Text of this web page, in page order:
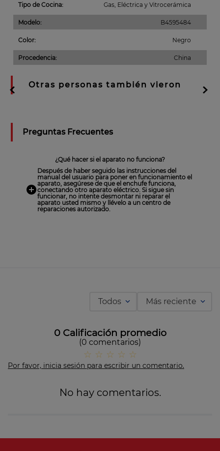
Tipo de Cocina: Gas, Eléctrica y Vitrocerámica
Modelo: B4595484
Color: Negro
Procedencia: China
Otras personas también vieron
Preguntas Frecuentes
¿Qué hacer si el aparato no funciona?
Después de haber seguido las instrucciones del
manual del usuario para poner en funcionamiento el
aparato, asegúrese de que el enchufe funciona,
conectando otro aparato eléctrico. Si sigue sin
funcionar, no intente desmontar ni reparar el
aparato usted mismo y llévelo a un centro de
reparaciones autorizado.
☆ ☆ ☆ ☆ ☆
0 Calificación promedio
(0 comentarios)
Por favor, inicia sesión para escribir un comentario.
Más reciente
Todos
No hay comentarios.